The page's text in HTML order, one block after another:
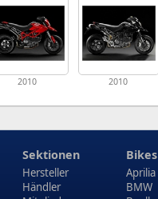
2010 2010
Sektionen
Hersteller
Händler
Bikes
Aprilia
BMW